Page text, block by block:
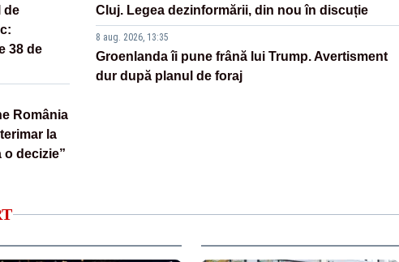
de
38 de
România
la
o decizie”
Cluj. Legea dezinformării, din nou în discuție
8 aug. 2026, 13:35
Groenlanda îi pune frână lui Trump. Avertisment
dur după planul de foraj